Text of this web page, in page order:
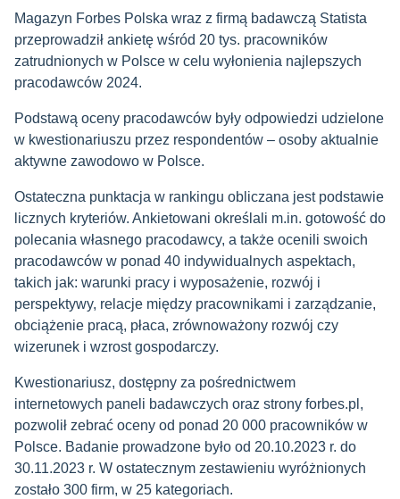
Magazyn Forbes Polska wraz z firmą badawczą Statista
przeprowadził ankietę wśród 20 tys. pracowników
zatrudnionych w Polsce w celu wyłonienia najlepszych
pracodawców 2024.
Podstawą oceny pracodawców były odpowiedzi udzielone
w kwestionariuszu przez respondentów – osoby aktualnie
aktywne zawodowo w Polsce.
Ostateczna punktacja w rankingu obliczana jest podstawie
licznych kryteriów. Ankietowani określali m.in. gotowość do
polecania własnego pracodawcy, a także ocenili swoich
pracodawców w ponad 40 indywidualnych aspektach,
takich jak: warunki pracy i wyposażenie, rozwój i
perspektywy, relacje między pracownikami i zarządzanie,
obciążenie pracą, płaca, zrównoważony rozwój czy
wizerunek i wzrost gospodarczy.
Kwestionariusz, dostępny za pośrednictwem
internetowych paneli badawczych oraz strony forbes.pl,
pozwolił zebrać oceny od ponad 20 000 pracowników w
Polsce. Badanie prowadzone było od 20.10.2023 r. do
30.11.2023 r. W ostatecznym zestawieniu wyróżnionych
zostało 300 firm, w 25 kategoriach.